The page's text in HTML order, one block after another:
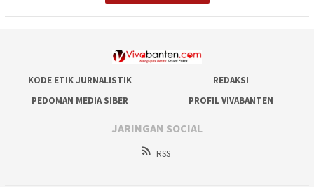
KODE ETIK JURNALISTIK
REDAKSI
PEDOMAN MEDIA SIBER
PROFIL VIVABANTEN
JARINGAN SOCIAL
RSS